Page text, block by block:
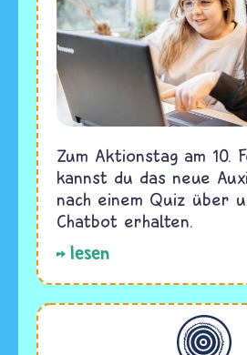
Zum Aktionstag am 10.
kannst du das neue
nach einem Quiz über
Chatbot erhalten.
lesen
Allgemein